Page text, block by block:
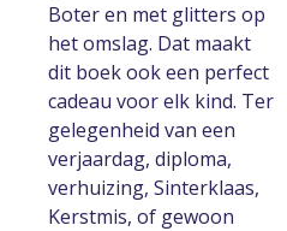
Boter en met glitters op
het omslag. Dat maakt
dit boek ook een perfect
cadeau voor elk kind. Ter
gelegenheid van een
verjaardag, diploma,
verhuizing, Sinterklaas,
Kerstmis, of gewoon